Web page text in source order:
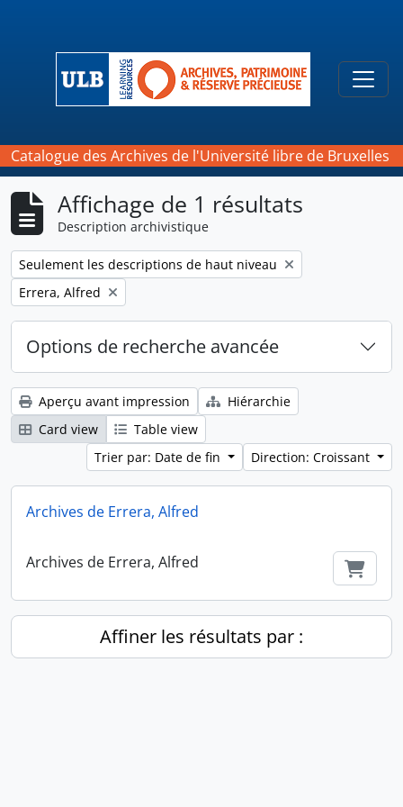
Catalogue des Archives de l'Université libre de Bruxelles
Affichage de 1 résultats
Description archivistique
Remove filter:
Seulement les descriptions de haut niveau
Remove filter:
Errera, Alfred
Options de recherche avancée
Aperçu avant impression
Hiérarchie
Card view
Table view
Trier par: Date de fin
Direction: Croissant
Archives de Errera, Alfred
Archives de Errera, Alfred
Affiner les résultats par :